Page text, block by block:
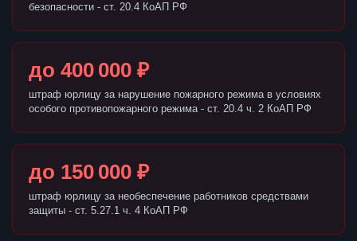
безопасности - ст. 20.4 КоАП РФ
до 400 000 ₽
штраф юрлицу за нарушение пожарного режима в условиях
особого противопожарного режима - ст. 20.4 ч. 2 КоАП РФ
до 150 000 ₽
штраф юрлицу за необеспечение работников средствами
защиты - ст. 5.27.1 ч. 4 КоАП РФ